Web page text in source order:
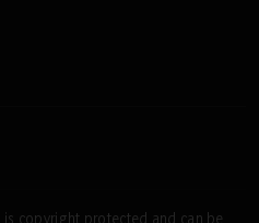
copyright protected and can be